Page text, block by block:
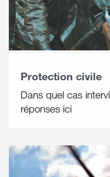
Protection civile
Dans quel cas
réponses ici